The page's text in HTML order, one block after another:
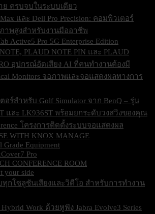
ย ครบจบในระบบเดียว
และ Dell Pro Precision: คอมพิวเตอร์
าพสูงสำหรับงานมืออาชีพ
Active5 Pro 5G Enterprise Edition
PLAUD NOTE PIN และ PLAUD
อุปกรณ์อัดเสียง AI ที่คนทำงานต้องมี
Monitors จอภาพและจอแสดงผลทางการ
อร์สำหรับ Golf Simulator จาก BenQ – รุ่น
และ LK936ST พร้อมยกระดับวงสวิงของคุณ
โครงการติดตั้งระบบจอแสดงผล
WITH KNOX MANAGE
Grade Equipment
Pro
CONFERENCE ROOM
your side
ทุกโซลูชันเสียงและวิดีโอ สำหรับการทำงาน
Work ด้วยหูฟัง Jabra Evolve3 Series